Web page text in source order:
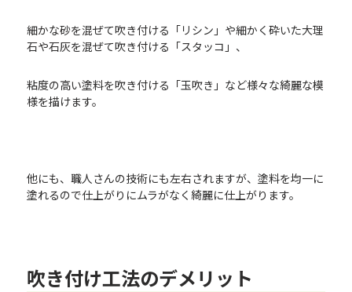
細かな砂を混ぜて吹き付ける「リシン」や細かく砕いた大理
石や石灰を混ぜて吹き付ける「スタッコ」、
粘度の高い塗料を吹き付ける「玉吹き」など様々な綺麗な模
様を描けます。
他にも、職人さんの技術にも左右されますが、塗料を均一に
塗れるので仕上がりにムラがなく綺麗に仕上がります。
吹き付け工法のデメリット